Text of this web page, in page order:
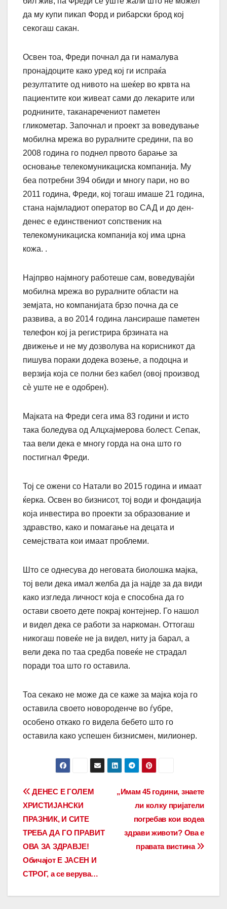
да му купи пикап Форд и рибарски брод кој
секогаш сакан.
Освен тоа, Фреди почнал да ги намалува
пронајдоците како уред кој ги испраќа
резултатите од нивото на шеќер во крвта на
пациентите кои живеат сами до лекарите или
роднините, таканаречениот паметен
гликометар. Започнал и проект за воведување
мобилна мрежа во руралните средини, па во
2008 година го поднел првото барање за
основање телекомуникациска компанија. Му
беа потребни 394 обиди и многу пари, но во
2011 година, Фреди, кој тогаш имаше 21 година,
стана најмладиот оператор во САД и до ден-
денес е единствениот сопственик на
телекомуникациска компанија кој има црна
кожа. .
Најпрво најмногу работеше сам, воведувајќи
мобилна мрежа во руралните области на
земјата, но компанијата брзо почна да се
развива, а во 2014 година лансираше паметен
телефон кој ја регистрира брзината на
движење и не му дозволува на корисникот да
пишува пораки додека возење, а подоцна и
верзија која се полни без кабел (овој производ
сè уште не е одобрен).
Мајката на Фреди сега има 83 години и исто
така боледува од Алцхајмерова болест. Сепак,
таа вели дека е многу горда на она што го
постигнал Фреди.
Тој се ожени со Натали во 2015 година и имаат
ќерка. Освен во бизнисот, тој води и фондација
која инвестира во проекти за образование и
здравство, како и помагање на децата и
семејствата кои имаат проблеми.
Што се однесува до неговата биолошка мајка,
тој вели дека имал желба да ја најде за да види
како изгледа личност која е способна да го
остави своето дете покрај контејнер. Го нашол
и видел дека се работи за наркоман. Оттогаш
никогаш повеќе не ја видел, ниту ја барал, а
вели дека по таа средба повеќе не страдал
поради тоа што го оставила.
Тоа секако не може да се каже за мајка која го
оставила своето новороденче во ѓубре,
особено откако го видела бебето што го
оставила како успешен бизнисмен, милионер.
Post
navigation
„Имам 45 години, знаете
ли колку пријатели
погребав кои водеа
здрави животи? Ова е
правата вистина
ДЕНЕС Е ГОЛЕМ
ХРИСТИЈАНСКИ
ПРАЗНИК, И СИТЕ
ТРЕБА ДА ГО ПРАВИТ
ОВА ЗА ЗДРАВЈЕ!
Обичајот Е ЈАСЕН И
СТРОГ, а се верува…